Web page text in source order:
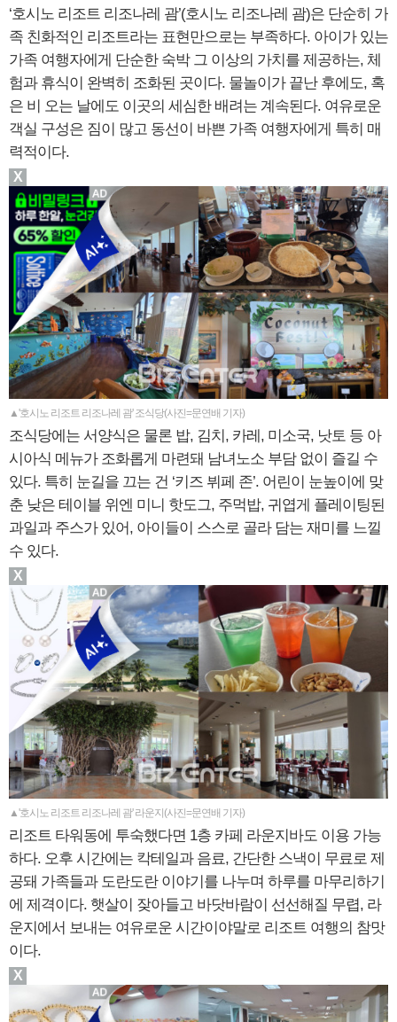
‘호시노 리조트 리조나레 괌’(호시노 리조나레 괌)은 단순히 가
족 친화적인 리조트라는 표현만으로는 부족하다. 아이가 있는
가족 여행자에게 단순한 숙박 그 이상의 가치를 제공하는, 체
험과 휴식이 완벽히 조화된 곳이다. 물놀이가 끝난 후에도, 혹
은 비 오는 날에도 이곳의 세심한 배려는 계속된다. 여유로운
객실 구성은 짐이 많고 동선이 바쁜 가족 여행자에게 특히 매
력적이다.
▲'호시노 리조트 리조나레 괌' 조식당(사진=문연배 기자)
조식당에는 서양식은 물론 밥, 김치, 카레, 미소국, 낫토 등 아
시아식 메뉴가 조화롭게 마련돼 남녀노소 부담 없이 즐길 수
있다. 특히 눈길을 끄는 건 ‘키즈 뷔페 존’. 어린이 눈높이에 맞
춘 낮은 테이블 위엔 미니 핫도그, 주먹밥, 귀엽게 플레이팅된
과일과 주스가 있어, 아이들이 스스로 골라 담는 재미를 느낄
수 있다.
▲'호시노 리조트 리조나레 괌' 라운지(사진=문연배 기자)
리조트 타워동에 투숙했다면 1층 카페 라운지바도 이용 가능
하다. 오후 시간에는 칵테일과 음료, 간단한 스낵이 무료로 제
공돼 가족들과 도란도란 이야기를 나누며 하루를 마무리하기
에 제격이다. 햇살이 잦아들고 바닷바람이 선선해질 무렵, 라
운지에서 보내는 여유로운 시간이야말로 리조트 여행의 참맛
이다.
X
X
X